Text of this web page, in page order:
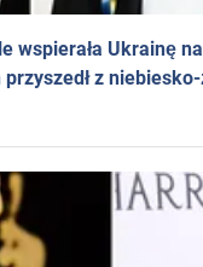
wspierała Ukrainę
z